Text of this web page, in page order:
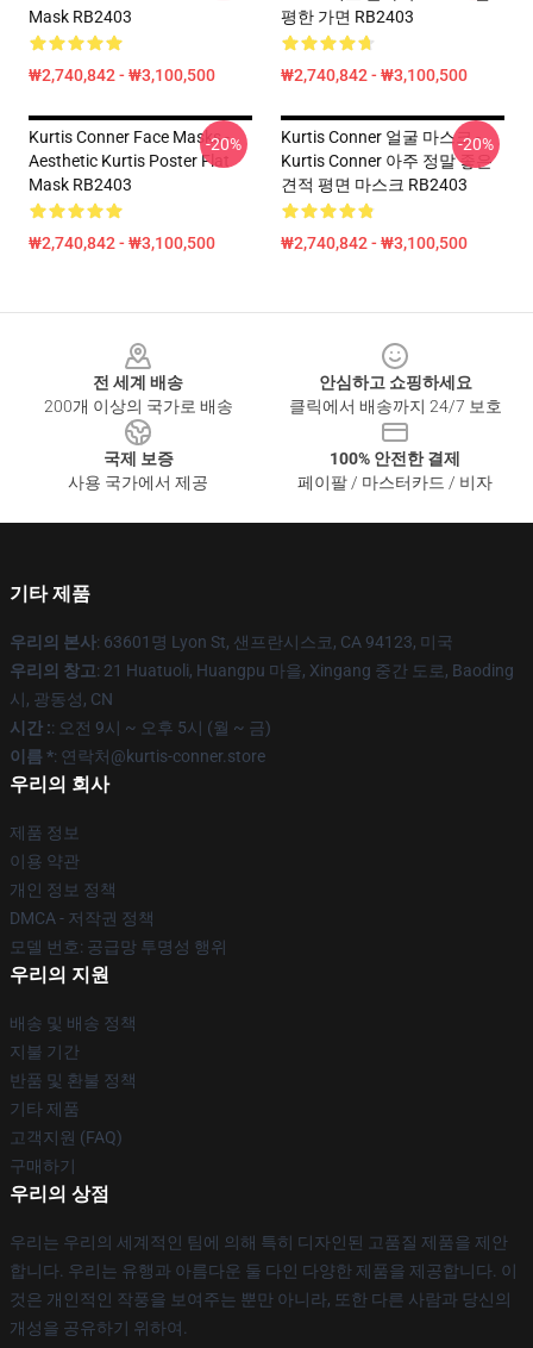
Mask RB2403
₩2,740,842 - ₩3,100,500
평한 가면 RB2403
₩2,740,842 - ₩3,100,500
Kurtis Conner Face Masks -
Aesthetic Kurtis Poster Flat
Mask RB2403
₩2,740,842 - ₩3,100,500
-20%
Kurtis Conner 얼굴 마스크 -
Kurtis Conner 아주 정말 좋은
견적 평면 마스크 RB2403
₩2,740,842 - ₩3,100,500
-20%
전 세계 배송
200개 이상의 국가로 배송
안심하고 쇼핑하세요
클릭에서 배송까지 24/7 보호
국제 보증
사용 국가에서 제공
100% 안전한 결제
페이팔 / 마스터카드 / 비자
기타 제품
우리의 본사: 63601명 Lyon St, 샌프란시스코, CA 94123, 미국
우리의 창고: 21 Huatuoli, Huangpu 마을, Xingang 중간 도로, Baoding
시, 광동성, CN
시간 :: 오전 9시 ~ 오후 5시 (월 ~ 금)
이름 *: 연락처@kurtis-conner.store
우리의 회사
제품 정보
이용 약관
개인 정보 정책
DMCA - 저작권 정책
모델 번호: 공급망 투명성 행위
우리의 지원
배송 및 배송 정책
지불 기간
반품 및 환불 정책
기타 제품
고객지원 (FAQ)
구매하기
우리의 상점
우리는 우리의 세계적인 팀에 의해 특히 디자인된 고품질 제품을 제안
합니다. 우리는 유행과 아름다운 둘 다인 다양한 제품을 제공합니다. 이
것은 개인적인 작풍을 보여주는 뿐만 아니라, 또한 다른 사람과 당신의
개성을 공유하기 위하여.